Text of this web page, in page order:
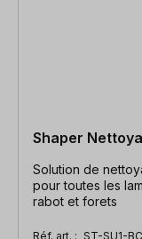
Shaper
Solution de
pour toutes les
rabot et forets
Réf. art. : ST-SU1-